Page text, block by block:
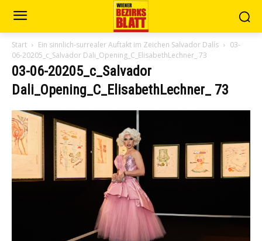
Start Ein sinnlich-surrealer Auftakt im Zeichen Salvador Dalís
03-
06-20205_c_Salvador Dali_Opening_C_ElisabethLechner_ 73
03-06-20205_c_Salvador
Dali_Opening_C_ElisabethLechner_ 73